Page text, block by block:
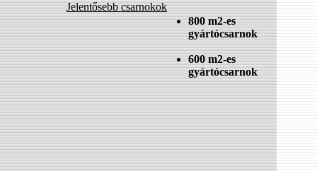
Jelentősebb csarnokok
800 m2-es
gyártócsarnok
600 m2-es
gyártócsarnok